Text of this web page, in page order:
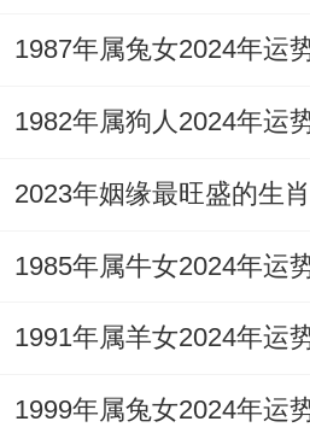
1983年癸亥猪人：此为
财合身，工作上有明显
官与午中己土官命理克
对外部环境变化，培养
1995年乙亥猪人：乙木
习新技能或开拓副业，